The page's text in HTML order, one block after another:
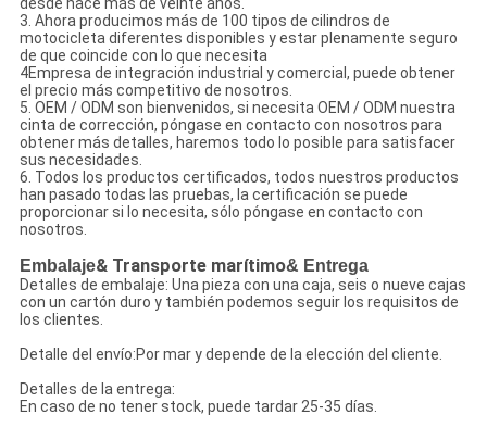
desde hace más de veinte años.
3. Ahora producimos más de 100 tipos de cilindros de
motocicleta diferentes disponibles y estar plenamente seguro
de que coincide con lo que necesita
4Empresa de integración industrial y comercial, puede obtener
el precio más competitivo de nosotros.
5. OEM / ODM son bienvenidos, si necesita OEM / ODM nuestra
cinta de corrección, póngase en contacto con nosotros para
obtener más detalles, haremos todo lo posible para satisfacer
sus necesidades.
6. Todos los productos certificados, todos nuestros productos
han pasado todas las pruebas, la certificación se puede
proporcionar si lo necesita, sólo póngase en contacto con
nosotros.
Embalaje& Transporte marítimo& Entrega
Detalles de embalaje: Una pieza con una caja, seis o nueve cajas
con un cartón duro y también podemos seguir los requisitos de
los clientes.
Detalle del envío:Por mar y depende de la elección del cliente.
Detalles de la entrega:
En caso de no tener stock, puede tardar 25-35 días.